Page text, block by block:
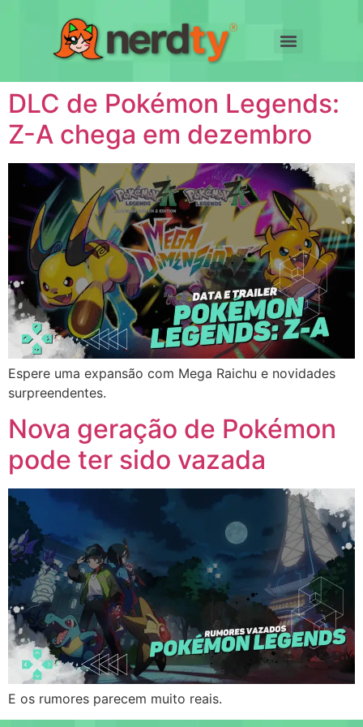
DLC de Pokémon Legends:
Z-A chega em dezembro
Espere uma expansão com Mega Raichu e novidades
surpreendentes.
Nova geração de Pokémon
pode ter sido vazada
E os rumores parecem muito reais.